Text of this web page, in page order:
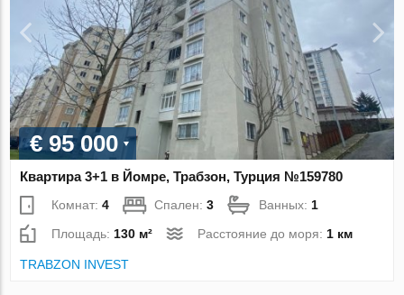
€ 95 000
Квартира 3+1 в Йомре, Трабзон, Турция №159780
Комнат:4 Спален:3 Ванных:1
Площадь:130 м² Расстояние до моря:1 км
TRABZON INVEST